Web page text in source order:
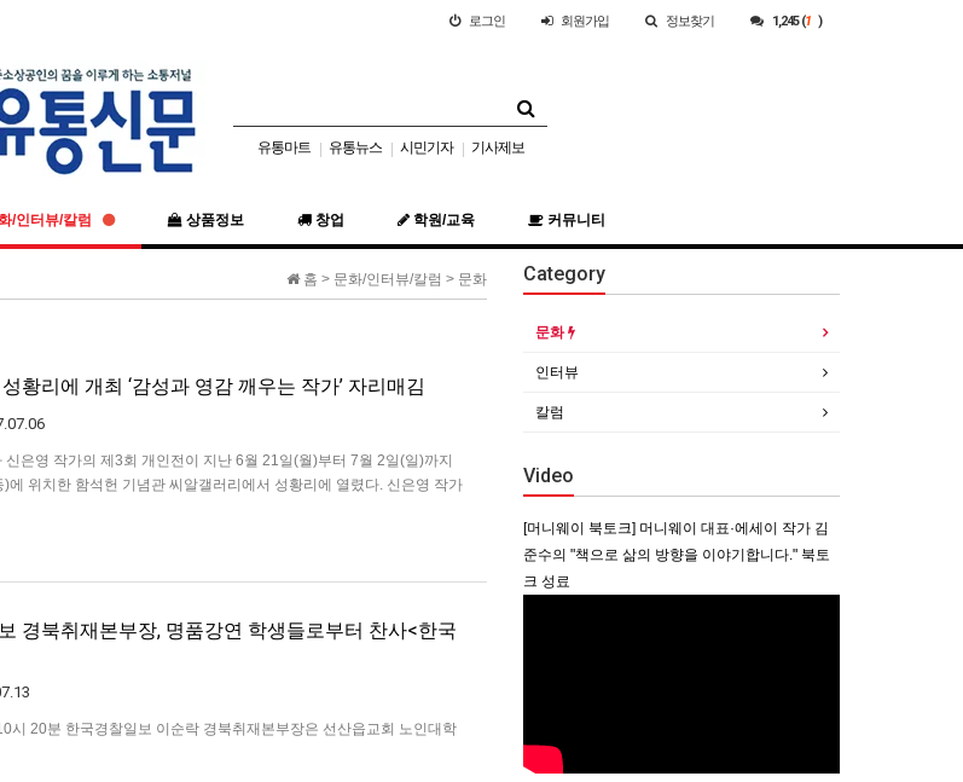
로그인 회원가입 정보찾기 1,245 (1 )
유통마트 | 유통뉴스 | 시민기자 | 기사제보
/인터뷰/칼럼 상품정보 창업 학원/교육 커뮤니티
홈 > 문화/인터뷰/칼럼 > 문화
황리에 개최 ‘감성과 영감 깨우는 작가’ 자리매김
은영 작가의 제3회 개인전이 지난 6월 21일(월)부터 7월 2일(일)까지
에 위치한 함석헌 기념관 씨알갤러리에서 성황리에 열렸다. 신은영 작가
경북취재본부장, 명품강연 학생들로부터 찬사<한국
시 20분 한국경찰일보 이순락 경북취재본부장은 선산읍교회 노인대학
Category
문화
인터뷰
칼럼
Video
[머니웨이 북토크] 머니웨이 대표·에세이 작가 김
준수의 "책으로 삶의 방향을 이야기합니다." 북토
크 성료